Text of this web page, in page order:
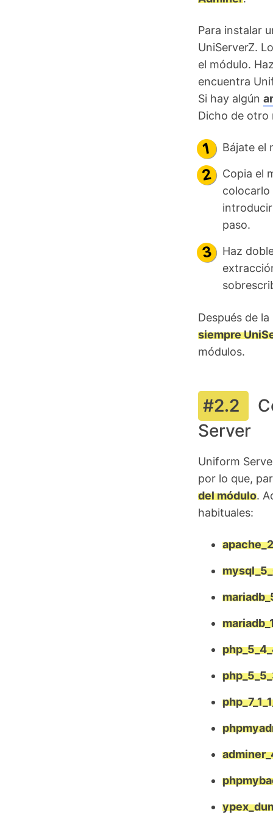
Para instalar
UniServerZ.
el módulo.
encuentra
Si hay algún
Dicho de otro
Bájate el
Copia el
colocarlo
paso.
Haz
Después de
siempre
módulos.
Server
Uniform
por lo que,
del módulo.
habituales: